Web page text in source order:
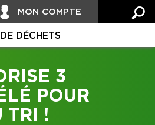
MON COMPTE
DÉCHETS
3
POUR
TRI !